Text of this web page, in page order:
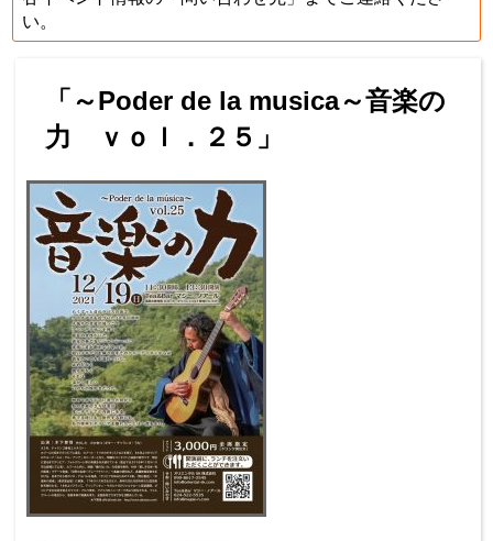
い。
「～Poder de la musica～音楽の
力 ｖｏｌ．２５」